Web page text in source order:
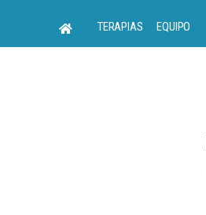
TERAPIAS EQUIPO